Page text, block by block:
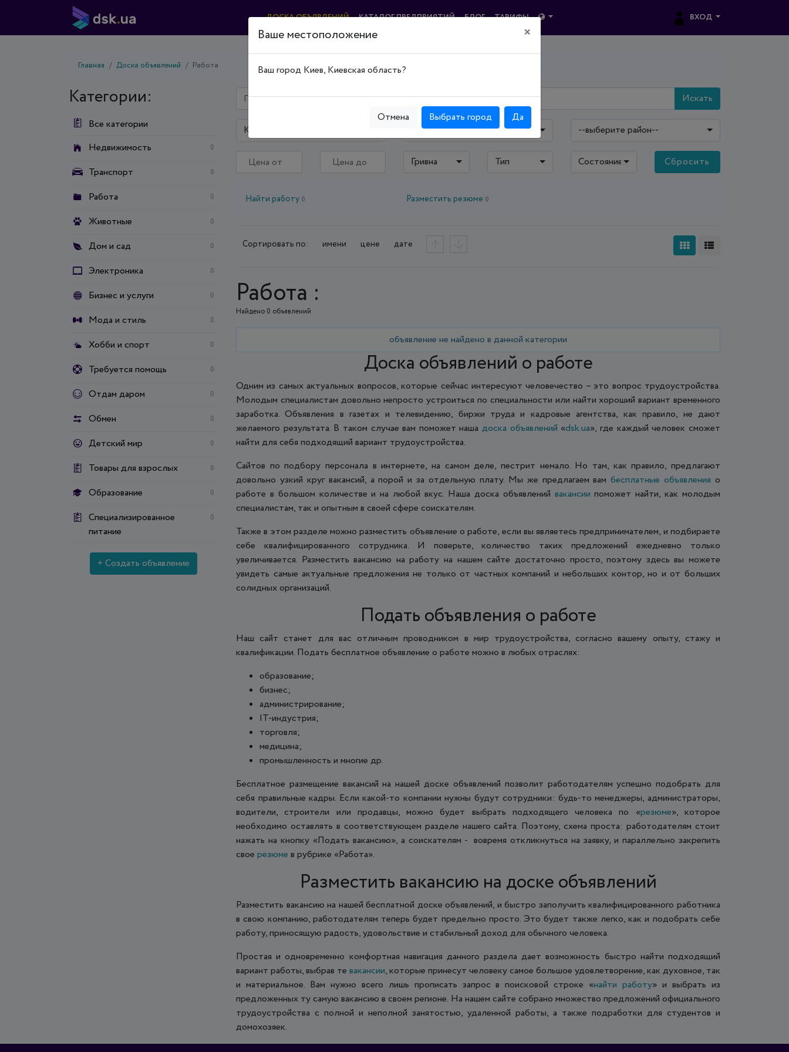
ДОСКА ОБЪЯВЛЕНИЙ КАТАЛОГ ПРЕДПРИЯТИЙ БЛОГ ТАРИФЫ ВХОД
Главная Доска объявлений Работа
Категории:
Все категории
Недвижимость
0
Транспорт 0
Работа 0
Животные 0
Дом и сад 0
Электроника 0
Бизнес и услуги 0
Мода и стиль 0
Хобби и спорт 0
Требуется помощь 0
Отдам даром 0
Обмен 0
Детский мир 0
Товары для взрослых 0
Образование 0
Специализированное
питание
0
+ Создать объявление
Искать
Киевская область --выберите район--
Гривна Тип Состояние: все Сбросить
Найти работу 0 Разместить резюме 0
Сортировать по: имени цене дате
Работа :
Найдено 0 объявлений
объявление не найдено в данной категории
Доска объявлений о работе
Одним из самых актуальных вопросов, которые сейчас интересуют человечество – это вопрос трудоустройства.
Молодым специалистам довольно непросто устроиться по специальности или найти хороший вариант временного
заработка. Объявления в газетах и телевидению, биржи труда и кадровые агентства, как правило, не дают
желаемого результата. В таком случае вам поможет нашадоска объявлений «dsk.ua», где каждый человек сможет
найти для себя подходящий вариант трудоустройства.
Сайтов по подбору персонала в интернете, на самом деле, пестрит немало. Но там, как правило, предлагают
довольно узкий круг вакансий, а порой и за отдельную плату. Мы же предлагаем вамбесплатные объявления о
работе в большом количестве и на любой вкус. Наша доска объявлений вакансии поможет найти, как молодым
специалистам, так и опытным в своей сфере соискателям.
Также в этом разделе можно разместить объявление о работе, если вы являетесь предпринимателем, и подбираете
себе квалифицированного сотрудника. И поверьте, количество таких предложений ежедневно только
увеличивается. Разместить вакансию на работу на нашем сайте достаточно просто, поэтому здесь вы можете
увидеть самые актуальные предложения не только от частных компаний и небольших контор, но и от больших
солидных организаций.
Подать объявления о работе
Наш сайт станет для вас отличным проводником в мир трудоустройства, согласно вашему опыту, стажу и
квалификации. Подать бесплатное объявление о работе можно в любых отраслях:
образование;
бизнес;
администрирование;
IT-индустрия;
торговля;
медицина;
промышленность и многие др.
Бесплатное размещение вакансий на нашей доске объявлений позволит работодателям успешно подобрать для
себя правильные кадры. Если какой-то компании нужны будут сотрудники: будь-то менеджеры, администраторы,
водители, строители или продавцы, можно будет выбрать подходящего человека по «резюме», которое
необходимо оставлять в соответствующем разделе нашего сайта. Поэтому, схема проста: работодателям стоит
нажать на кнопку «Подать вакансию», а соискателям - вовремя откликнуться на заявку, и параллельно закрепить
свое резюме в рубрике «Работа».
Разместить вакансию на доске объявлений
Разместить вакансию на нашей бесплатной доске объявлений, и быстро заполучить квалифицированного работника
в свою компанию, работодателям теперь будет предельно просто. Это будет также легко, как и подобрать себе
работу, приносящую радость, удовольствие и стабильный доход для обычного человека.
Простая и одновременно комфортная навигация данного раздела дает возможность быстро найти подходящий
вариант работы, выбрав те вакансии, которые принесут человеку самое большое удовлетворение, как духовное, так
и материальное. Вам нужно всего лишь прописать запрос в поисковой строке «найти работу» и выбрать из
предложенных ту самую вакансию в своем регионе. На нашем сайте собрано множество предложений официального
трудоустройства с полной и неполной занятостью, удаленной работы, а также подработки для студентов и
домохозяек.
Ваше местоположение ×
Ваш город Киев, Киевская область?
Отмена Выбрать город Да